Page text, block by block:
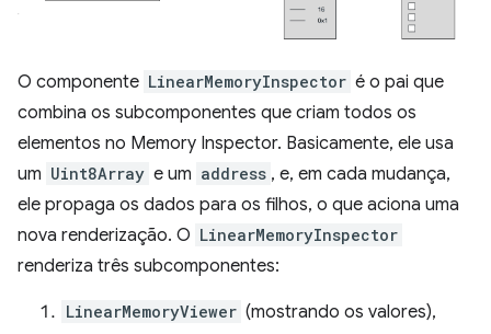
O componente LinearMemoryInspector é o pai que
combina os subcomponentes que criam todos os
elementos no Memory Inspector. Basicamente, ele usa
um Uint8Array e um address , e, em cada mudança,
ele propaga os dados para os filhos, o que aciona uma
nova renderização. O LinearMemoryInspector
renderiza três subcomponentes:
LinearMemoryViewer (mostrando os valores),